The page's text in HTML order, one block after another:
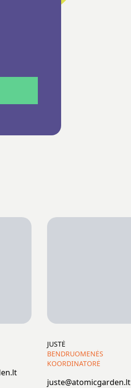
JUSTĖ
BENDRUOMENĖS
KOORDINATORĖ
juste@atomicgarden.lt